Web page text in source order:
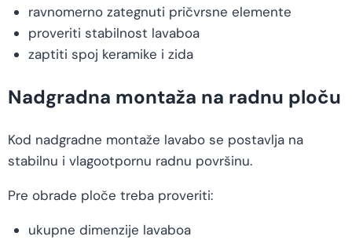
ravnomerno zategnuti pričvrsne elemente
proveriti stabilnost lavaboa
zaptiti spoj keramike i zida
Nadgradna montaža na radnu ploču
Kod nadgradne montaže lavabo se postavlja na
stabilnu i vlagootpornu radnu površinu.
Pre obrade ploče treba proveriti:
ukupne dimenzije lavaboa